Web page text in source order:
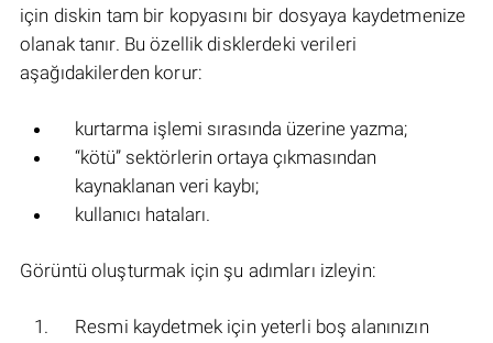
için diskin tam bir kopyasını bir dosyaya kaydetmenize
olanak tanır. Bu özellik disklerdeki verileri
aşağıdakilerden korur:
kurtarma işlemi sırasında üzerine yazma;
“kötü” sektörlerin ortaya çıkmasından
kaynaklanan veri kaybı;
kullanıcı hataları.
Görüntü oluşturmak için şu adımları izleyin:
Resmi kaydetmek için yeterli boş alanınızın